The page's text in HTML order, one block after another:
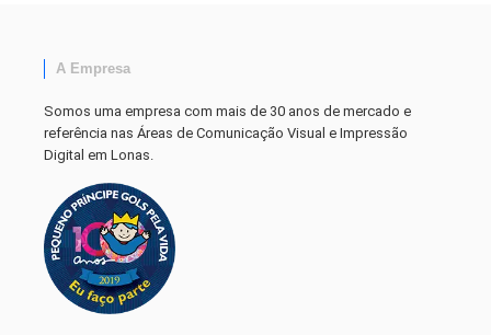
A Empresa
Somos uma empresa com mais de 30 anos de mercado e
referência nas Áreas de Comunicação Visual e Impressão
Digital em Lonas.